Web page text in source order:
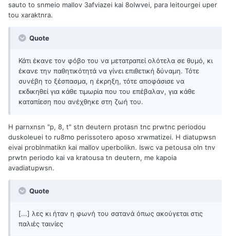
sauto to snmeio mallov 3afviazei kai 8olwvei, para leitourgei uper
tou xaraktnra.
Quote
Κάτι έκανε τον φόβο του να μετατραπεί ολότελα σε θυμό, κι
έκανε την παθητικότητά να γίνει επιθετική δύναμη. Τότε
συνέβη το ξέσπασμα, η έκρηξη, τότε αποφάσισε να
εκδικηθεί για κάθε τιμωρία που του επέβαλαν, για κάθε
καταπίεση που ανέχθηκε στη ζωή του.
H parnxnsn "p, 8, t" stn deutern protasn tnc prwtnc periodou
duskoleuei to ru8mo perissotero aposo xrwmatizei. H diatupwsn
eivai problnmatikn kai mallov uperbolikn. Iswc va petousa oln tnv
prwtn periodo kai va kratousa tn deutern, me kapoia
avadiatupwsn.
Quote
[...] λες κι ήταν η φωνή του σατανά όπως ακούγεται στις
παλιές ταινίες